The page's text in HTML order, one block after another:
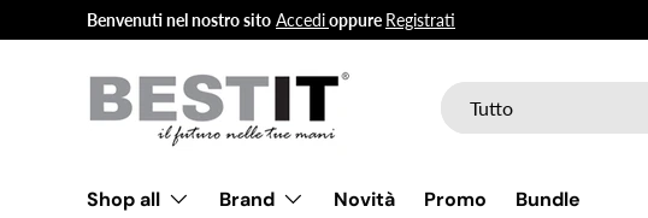
Passa ai contenuti
Benvenuti nel nostro sito Accedioppure Registrati
Cerca
Tipo prodotto
Tutto
Shop all Brand Novità Promo Bundle